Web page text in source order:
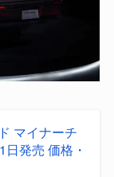
マイナーチ
発売 価格・